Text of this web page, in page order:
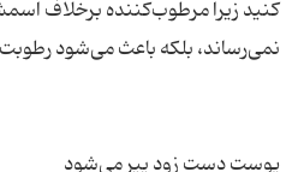
کنید زیرا مرطوب‌کننده برخلاف